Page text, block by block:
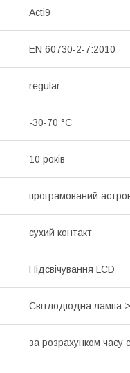
Acti9
EN 60730-2-7:2010
regular
-30-70 °C
10 років
програмований
сухий контакт
Підсвічування LCD
Світлодіодна лампа
за розрахунком часу